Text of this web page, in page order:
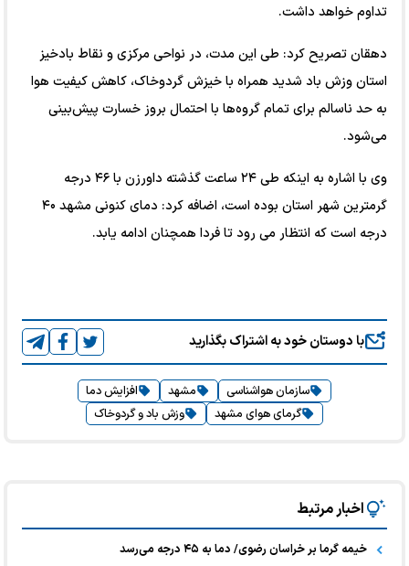
تداوم خواهد داشت.
دهقان تصریح کرد: طی این مدت، در نواحی مرکزی و نقاط بادخیز
استان وزش باد شدید همراه با خیزش گردوخاک، کاهش کیفیت هوا
به حد ناسالم برای تمام گروه‌ها با احتمال بروز خسارت پیش‌بینی
می‌شود.
وی با اشاره به اینکه طی ۲۴ ساعت گذشته داورزن با ۴۶ درجه
گرمترین شهر استان بوده است، اضافه کرد: دمای کنونی مشهد ۴۰
درجه است‌ که انتظار می رود تا فردا همچنان ادامه یابد.
با دوستان خود به اشتراک بگذارید
سازمان هواشناسی مشهد
افزایش دما
گرمای هوای مشهد
وزش باد و گردوخاک
اخبار مرتبط
خیمه گرما بر خراسان رضوی/ دما به ۴۵ درجه می‌رسد